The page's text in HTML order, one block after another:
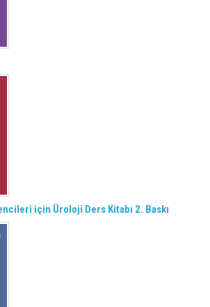
için Üroloji Ders Kitabı 2. Baskı